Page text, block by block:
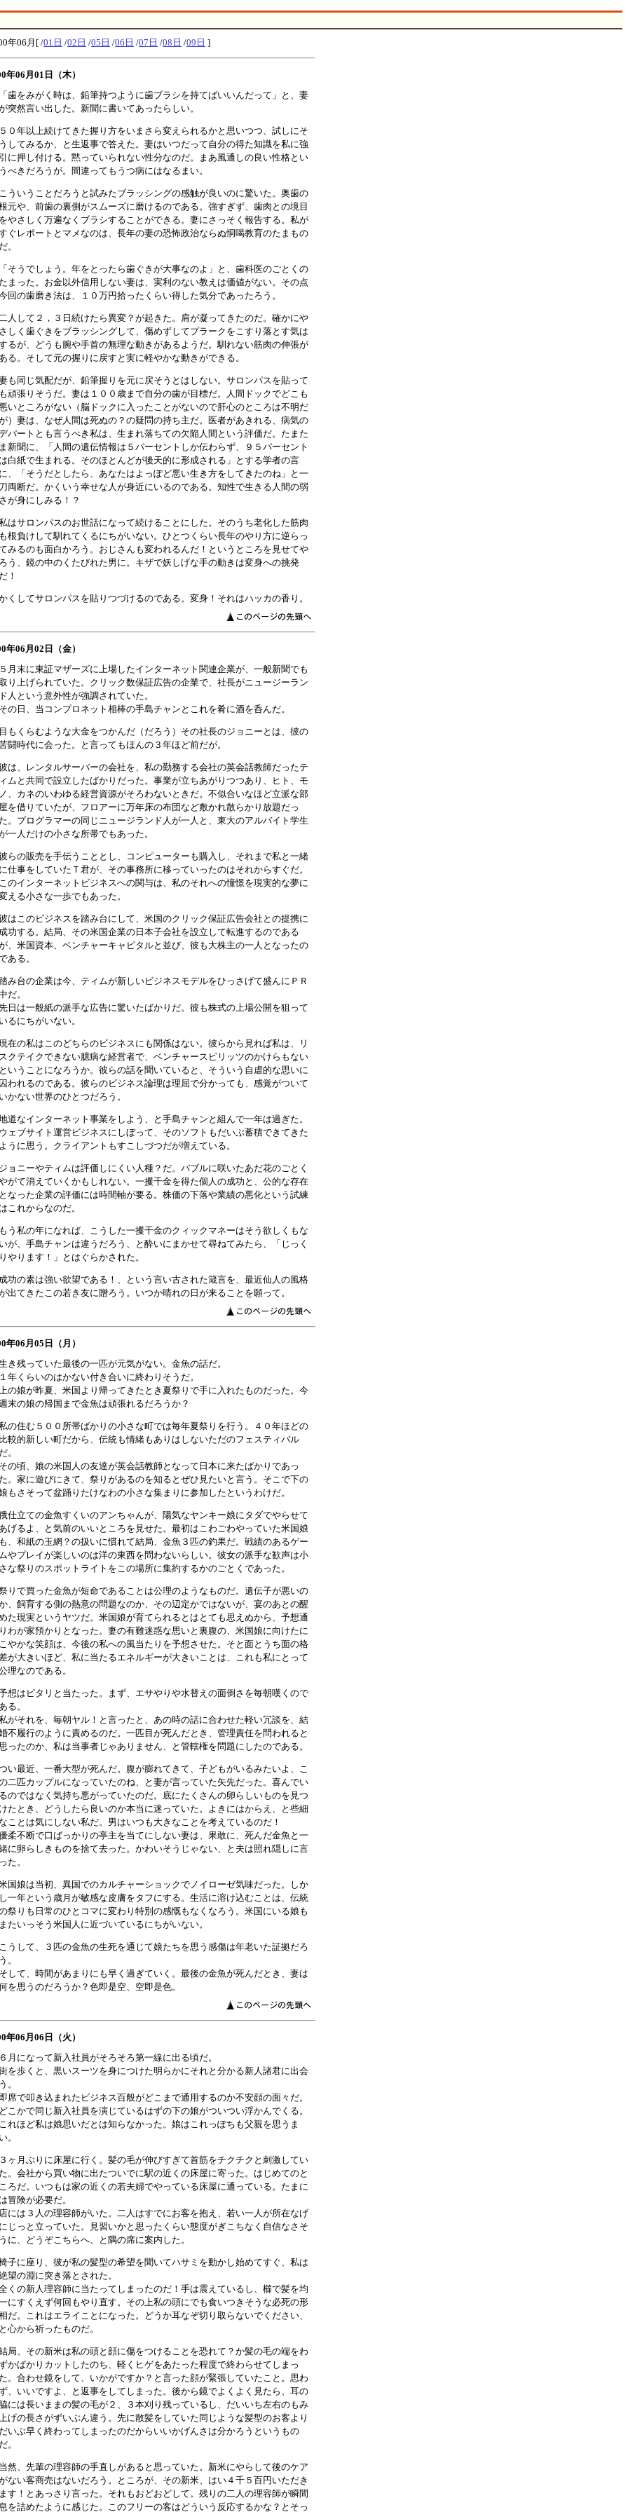
年06月[ /01日 /02日 /05日 /06日 /07日 /08日 /09日 ]
年06月01日（木）
歯をみがく時は、鉛筆持つように歯ブラシを持てばいいんだって」と、妻
突然言い出した。新聞に書いてあったらしい。
０年以上続けてきた握り方をいまさら変えられるかと思いつつ、試しにそ
してみるか、と生返事で答えた。妻はいつだって自分の得た知識を私に強
に押し付ける。黙っていられない性分なのだ。まあ風通しの良い性格とい
べきだろうが。間違ってもうつ病にはなるまい。
ういうことだろうと試みたブラッシングの感触が良いのに驚いた。奥歯の
元や、前歯の裏側がスムーズに磨けるのである。強すぎず、歯肉との境目
やさしく万遍なくブラシすることができる。妻にさっそく報告する。私が
ぐレポートとマメなのは、長年の妻の恐怖政治ならぬ恫喝教育のたまもの
。
そうでしょう。年をとったら歯ぐきが大事なのよ」と、歯科医のごとくの
まった。お金以外信用しない妻は、実利のない教えは価値がない。その点
回の歯磨き法は、１０万円拾ったくらい得した気分であったろう。
人して２，３日続けたら異変？が起きた。肩が凝ってきたのだ。確かにや
しく歯ぐきをブラッシングして、傷めずしてプラークをこすり落とす気は
るが、どうも腕や手首の無理な動きがあるようだ。馴れない筋肉の伸張が
る。そして元の握りに戻すと実に軽やかな動きができる。
も同じ気配だが、鉛筆握りを元に戻そうとはしない。サロンパスを貼って
頑張りそうだ。妻は１００歳まで自分の歯が目標だ。人間ドックでどこも
いところがない（脳ドックに入ったことがないので肝心のところは不明だ
）妻は、なぜ人間は死ぬの？の疑問の持ち主だ。医者があきれる、病気の
パートとも言うべき私は、生まれ落ちての欠陥人間という評価だ。たまた
新聞に、「人間の遺伝情報は５パーセントしか伝わらず、９５パーセント
白紙で生まれる。そのほとんどが後天的に形成される」とする学者の言
、「そうだとしたら、あなたはよっぽど悪い生き方をしてきたのね」と一
両断だ。かくいう幸せな人が身近にいるのである。知性で生きる人間の弱
が身にしみる！？
はサロンパスのお世話になって続けることにした。そのうち老化した筋肉
根負けして馴れてくるにちがいない。ひとつくらい長年のやり方に逆らっ
みるのも面白かろう。おじさんも変われるんだ！というところを見せてや
う、鏡の中のくたびれた男に。キザで妖しげな手の動きは変身への挑発
！
くしてサロンパスを貼りつづけるのである。変身！それはハッカの香り。
年06月02日（金）
月末に東証マザーズに上場したインターネット関連企業が、一般新聞でも
り上げられていた。クリック数保証広告の企業で、社長がニュージーラン
人という意外性が強調されていた。
の日、当コンプロネット相棒の手島チャンとこれを肴に酒を呑んだ。
もくらむような大金をつかんだ（だろう）その社長のジョニーとは、彼の
闘時代に会った。と言ってもほんの３年ほど前だが。
は、レンタルサーバーの会社を、私の勤務する会社の英会話教師だったテ
ムと共同で設立したばかりだった。事業が立ちあがりつつあり、ヒト、モ
、カネのいわゆる経営資源がそろわないときだ。不似合いなほど立派な部
を借りていたが、フロアーに万年床の布団など敷かれ散らかり放題だっ
。プログラマーの同じニュージランド人が一人と、東大のアルバイト学生
一人だけの小さな所帯でもあった。
らの販売を手伝うこととし、コンピューターも購入し、それまで私と一緒
仕事をしていたＴ君が、その事務所に移っていったのはそれからすぐだ。
のインターネットビジネスへの関与は、私のそれへの憧憬を現実的な夢に
える小さな一歩でもあった。
はこのビジネスを踏み台にして、米国のクリック保証広告会社との提携に
功する。結局、その米国企業の日本子会社を設立して転進するのである
、米国資本、ベンチャーキャピタルと並び、彼も大株主の一人となったの
ある。
み台の企業は今、ティムが新しいビジネスモデルをひっさげて盛んにＰＲ
だ。
日は一般紙の派手な広告に驚いたばかりだ。彼も株式の上場公開を狙って
るにちがいない。
在の私はこのどちらのビジネスにも関係はない。彼らから見れば私は、リ
クテイクできない臆病な経営者で、ベンチャースピリッツのかけらもない
いうことになろうか。彼らの話を聞いていると、そういう自虐的な思いに
われるのである。彼らのビジネス論理は理屈で分かっても、感覚がついて
かない世界のひとつだろう。
道なインターネット事業をしよう、と手島チャンと組んで一年は過ぎた。
ェブサイト運営ビジネスにしぼって、そのソフトもだいぶ蓄積できてきた
うに思う。クライアントもすこしづつだが増えている。
ョニーやティムは評価しにくい人種？だ。バブルに咲いたあだ花のごとく
がて消えていくかもしれない。一攫千金を得た個人の成功と、公的な存在
なった企業の評価には時間軸が要る。株価の下落や業績の悪化という試練
これからなのだ。
う私の年になれば、こうした一攫千金のクィックマネーはそう欲しくもな
が、手島チャンは違うだろう、と酔いにまかせて尋ねてみたら、「じっく
やります！」とはぐらかされた。
功の素は強い欲望である！、という言い古された箴言を、最近仙人の風格
出てきたこの若き友に贈ろう。いつか晴れの日が来ることを願って。
年06月05日（月）
き残っていた最後の一匹が元気がない。金魚の話だ。
年くらいのはかない付き合いに終わりそうだ。
の娘が昨夏、米国より帰ってきたとき夏祭りで手に入れたものだった。今
末の娘の帰国まで金魚は頑張れるだろうか？
の住む５００所帯ばかりの小さな町では毎年夏祭りを行う。４０年ほどの
較的新しい町だから、伝統も情緒もありはしないただのフェスティバル
。
の頃、娘の米国人の友達が英会話教師となって日本に来たばかりであっ
。家に遊びにきて、祭りがあるのを知るとぜひ見たいと言う。そこで下の
もさそって盆踊りたけなわの小さな集まりに参加したというわけだ。
仕立ての金魚すくいのアンちゃんが、陽気なヤンキー娘にタダでやらせて
げるよ、と気前のいいところを見せた。最初はこわごわやっていた米国娘
、和紙の玉網？の扱いに慣れて結局、金魚３匹の釣果だ。戦績のあるゲー
やプレイが楽しいのは洋の東西を問わないらしい。彼女の派手な歓声は小
な祭りのスポットライトをこの場所に集約するかのごとくであった。
りで買った金魚が短命であることは公理のようなものだ。遺伝子が悪いの
、飼育する側の熱意の問題なのか、その辺定かではないが、宴のあとの醒
た現実というヤツだ。米国娘が育てられるとはとても思えぬから、予想通
わが家預かりとなった。妻の有難迷惑な思いと裏腹の、米国娘に向けたに
やかな笑顔は、今後の私への風当たりを予想させた。そと面とうち面の格
が大きいほど、私に当たるエネルギーが大きいことは、これも私にとって
理なのである。
想はピタリと当たった。まず、エサやりや水替えの面倒さを毎朝嘆くので
る。
がそれを、毎朝ヤル！と言ったと、あの時の話に合わせた軽い冗談を、結
不履行のように責めるのだ。一匹目が死んだとき、管理責任を問われると
ったのか、私は当事者じゃありません、と管轄権を問題にしたのである。
い最近、一番大型が死んだ。腹が膨れてきて、子どもがいるみたいよ、こ
二匹カップルになっていたのね、と妻が言っていた矢先だった。喜んでい
のではなく気持ち悪がっていたのだ。底にたくさんの卵らしいものを見つ
たとき、どうしたら良いのか本当に迷っていた。よきにはからえ、と些細
ことは気にしない私だ。男はいつも大きなことを考えているのだ！
柔不断で口ばっかりの亭主を当てにしない妻は、果敢に、死んだ金魚と一
に卵らしきものを捨て去った。かわいそうじゃない、と夫は照れ隠しに言
た。
国娘は当初、異国でのカルチャーショックでノイローゼ気味だった。しか
一年という歳月が敏感な皮膚をタフにする。生活に溶け込むことは、伝統
祭りも日常のひとコマに変わり特別の感慨もなくなろう。米国にいる娘も
たいっそう米国人に近づいているにちがいない。
うして、３匹の金魚の生死を通じて娘たちを思う感傷は年老いた証拠だろ
。
して、時間があまりにも早く過ぎていく。最後の金魚が死んだとき、妻は
を思うのだろうか？色即是空、空即是色。
年06月06日（火）
月になって新入社員がそろそろ第一線に出る頃だ。
を歩くと、黒いスーツを身につけた明らかにそれと分かる新人諸君に出会
。
席で叩き込まれたビジネス百般がどこまで通用するのか不安顔の面々だ。
こかで同じ新入社員を演じているはずの下の娘がついつい浮かんでくる。
れほど私は娘思いだとは知らなかった。娘はこれっぽちも父親を思うま
。
ヶ月ぶりに床屋に行く。髪の毛が伸びすぎて首筋をチクチクと刺激してい
。会社から買い物に出たついでに駅の近くの床屋に寄った。はじめてのと
ろだ。いつもは家の近くの若夫婦でやっている床屋に通っている。たまに
冒険が必要だ。
には３人の理容師がいた。二人はすでにお客を抱え、若い一人が所在なげ
じっと立っていた。見習いかと思ったくらい態度がぎこちなく自信なさそ
に、どうぞこちらへ、と隅の席に案内した。
子に座り、彼が私の髪型の希望を聞いてハサミを動かし始めてすぐ、私は
望の淵に突き落とされた。
くの新人理容師に当たってしまったのだ！手は震えているし、櫛で髪を均
にすくえず何回もやり直す。その上私の頭にでも食いつきそうな必死の形
だ。これはエライことになった。どうか耳なぞ切り取らないでください、
心から祈ったものだ。
局、その新米は私の頭と顔に傷をつけることを恐れて？か髪の毛の端をわ
かばかりカットしたのち、軽くヒゲをあたった程度で終わらせてしまっ
。合わせ鏡をして、いかがですか？と言った顔が緊張していたこと。思わ
、いいですよ、と返事をしてしまった。後から鏡でよくよく見たら、耳の
には長いままの髪の毛が２、３本刈り残っているし、だいいち左右のもみ
げの長さがずいぶん違う。先に散髪をしていた同じような髪型のお客より
いぶ早く終わってしまったのだからいいかげんさは分かろうというもの
。
然、先輩の理容師の手直しがあると思っていた。新米にやらして後のケア
ない客商売はないだろう。ところが、その新米、はい４千５百円いただき
す！とあっさり言った。それもおどおどして。残りの二人の理容師が瞬間
を詰めたように感じた。このフリーの客はどういう反応するかな？とそっ